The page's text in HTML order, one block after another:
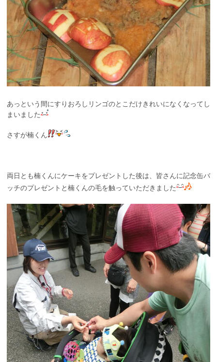
あっという間にすりおろしリンゴのとこだけきれいになくなってし
まいました
さすが楠くん
両日とも楠くんにケーキをプレゼントした後は、皆さんに記念缶バ
ッチのプレゼントと楠くんの毛を触っていただきました